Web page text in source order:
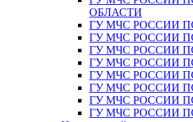
ОБЛАСТИ
ГУ МЧС РОССИИ
ГУ МЧС РОССИИ
ГУ МЧС РОССИИ
ГУ МЧС РОССИИ
ГУ МЧС РОССИИ
ГУ МЧС РОССИИ
ГУ МЧС РОССИИ
ГУ МЧС РОССИИ